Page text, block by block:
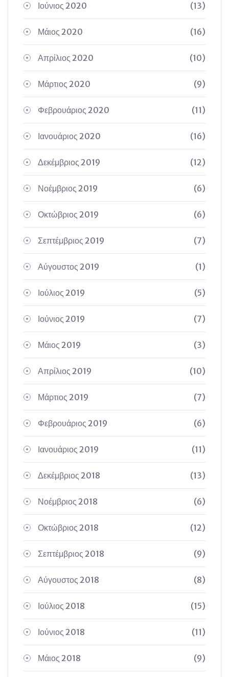
Ιούνιος 2020 (13)
Μάιος 2020 (16)
Απρίλιος 2020 (10)
Μάρτιος 2020 (9)
Φεβρουάριος 2020 (11)
Ιανουάριος 2020 (16)
Δεκέμβριος 2019 (12)
Νοέμβριος 2019 (6)
Οκτώβριος 2019 (6)
Σεπτέμβριος 2019 (7)
Αύγουστος 2019 (1)
Ιούλιος 2019 (5)
Ιούνιος 2019 (7)
Μάιος 2019 (3)
Απρίλιος 2019 (10)
Μάρτιος 2019 (7)
Φεβρουάριος 2019 (6)
Ιανουάριος 2019 (11)
Δεκέμβριος 2018 (13)
Νοέμβριος 2018 (6)
Οκτώβριος 2018 (12)
Σεπτέμβριος 2018 (9)
Αύγουστος 2018 (8)
Ιούλιος 2018 (15)
Ιούνιος 2018 (11)
Μάιος 2018 (9)